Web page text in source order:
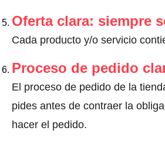
Oferta clara: siempre
Cada producto y/o servicio
Proceso de pedido
El proceso de pedido de la
pides antes de contraer la
hacer el pedido.